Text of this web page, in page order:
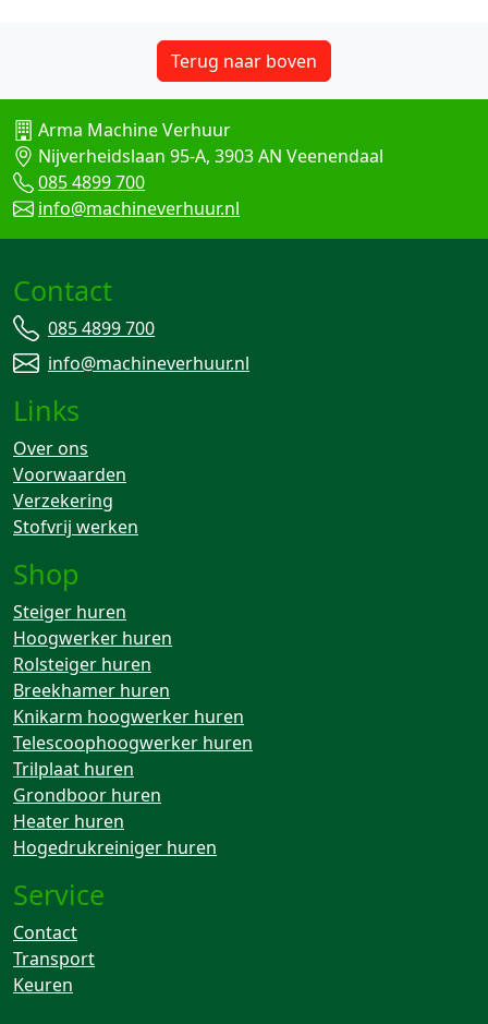
Terug naar boven
Arma Machine Verhuur
Nijverheidslaan 95-A, 3903 AN Veenendaal
085 4899 700
info@machineverhuur.nl
Contact
085 4899 700
info@machineverhuur.nl
Links
Over ons
Voorwaarden
Verzekering
Stofvrij werken
Shop
Steiger huren
Hoogwerker huren
Rolsteiger huren
Breekhamer huren
Knikarm hoogwerker huren
Telescoophoogwerker huren
Trilplaat huren
Grondboor huren
Heater huren
Hogedrukreiniger huren
Service
Contact
Transport
Keuren